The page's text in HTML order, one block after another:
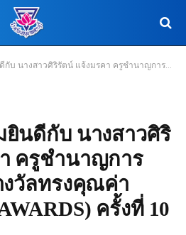
แจ้งมรคา ครูชำนาญการพิเศษ ได้รับรางวัลทรงคุณค่า สพฐ. (OBEC AWARDS) ครั้งที่ 10
นดีกับ นางสาวศิริ
ครูชำนาญการ
งวัลทรงคุณค่า
ครั้งที่ 10